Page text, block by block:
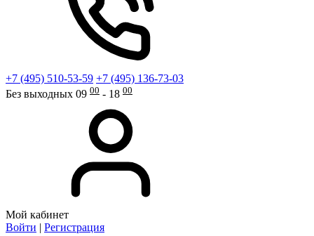
+7 (495) 510-53-59 +7 (495) 136-73-03
Без выходных 09 00 - 18 00
Мой кабинет
Войти | Регистрация